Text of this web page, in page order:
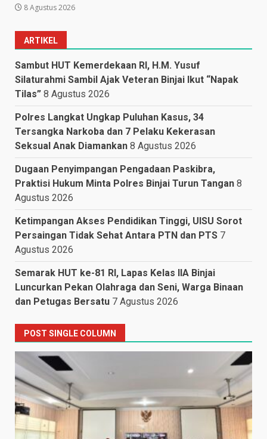
8 Agustus 2026
ARTIKEL
Sambut HUT Kemerdekaan RI, H.M. Yusuf
Silaturahmi Sambil Ajak Veteran Binjai Ikut “Napak
Tilas” 8 Agustus 2026
Polres Langkat Ungkap Puluhan Kasus, 34
Tersangka Narkoba dan 7 Pelaku Kekerasan
Seksual Anak Diamankan 8 Agustus 2026
Dugaan Penyimpangan Pengadaan Paskibra,
Praktisi Hukum Minta Polres Binjai Turun Tangan 8
Agustus 2026
Ketimpangan Akses Pendidikan Tinggi, UISU Sorot
Persaingan Tidak Sehat Antara PTN dan PTS 7
Agustus 2026
Semarak HUT ke-81 RI, Lapas Kelas IIA Binjai
Luncurkan Pekan Olahraga dan Seni, Warga Binaan
dan Petugas Bersatu 7 Agustus 2026
POST SINGLE COLUMN